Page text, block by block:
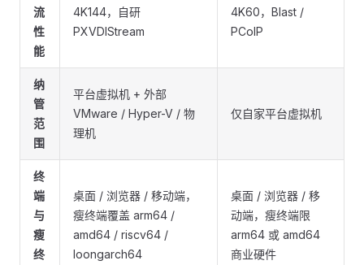
流
性
能
4K144，自研
PXVDIStream
4K60，Blast /
PCoIP
纳
管
范
围
平台虚拟机 + 外部
VMware / Hyper-V / 物
理机
仅自家平台虚拟机
终
端
与
瘦
终
桌面 / 浏览器 / 移动端，
瘦终端覆盖 arm64 /
amd64 / riscv64 /
loongarch64
桌面 / 浏览器 / 移
动端，瘦终端限
arm64 或 amd64
商业硬件